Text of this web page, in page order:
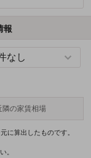
報
隣の家賃相場
に算出したものです。
。